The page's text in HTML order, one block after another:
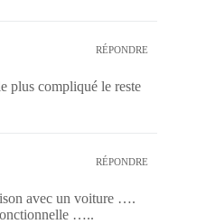
RÉPONDRE
plus compliqué le reste
RÉPONDRE
avec un voiture ….
…..